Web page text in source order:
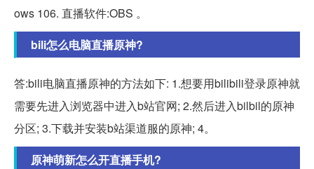
ows 106. 直播软件:OBS 。
bili怎么电脑直播原神?
答:bili电脑直播原神的方法如下: 1.想要用bilibili登录原神就
需要先进入浏览器中进入b站官网; 2.然后进入bilbil的原神
分区; 3.下载并安装b站渠道服的原神; 4。
原神萌新怎么开直播手机?